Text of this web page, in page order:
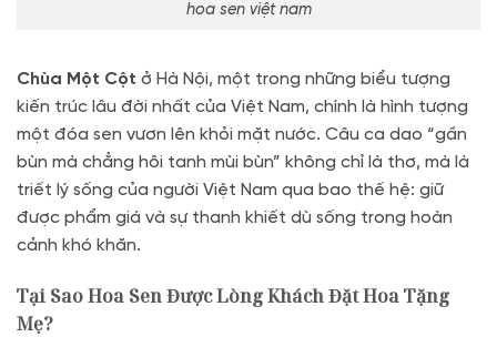
hoa sen việt nam
Chùa Một Cột ở Hà Nội, một trong những biểu tượng
kiến trúc lâu đời nhất của Việt Nam, chính là hình tượng
một đóa sen vươn lên khỏi mặt nước. Câu ca dao “gần
bùn mà chẳng hôi tanh mùi bùn” không chỉ là thơ, mà là
triết lý sống của người Việt Nam qua bao thế hệ: giữ
được phẩm giá và sự thanh khiết dù sống trong hoàn
cảnh khó khăn.
Tại Sao Hoa Sen Được Lòng Khách Đặt Hoa Tặng
Mẹ?